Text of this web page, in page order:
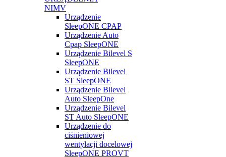
NIMV
Urządzenie
SleepONE CPAP
Urządzenie Auto
Cpap SleepONE
Urządzenie Bilevel S
SleepONE
Urządzenie Bilevel
ST SleepONE
Urządzenie Bilevel
Auto SleepOne
Urządzenie Bilevel
ST Auto SleepONE
Urządzenie do
ciśnieniowej
wentylacji docelowej
SleepONE PROVT